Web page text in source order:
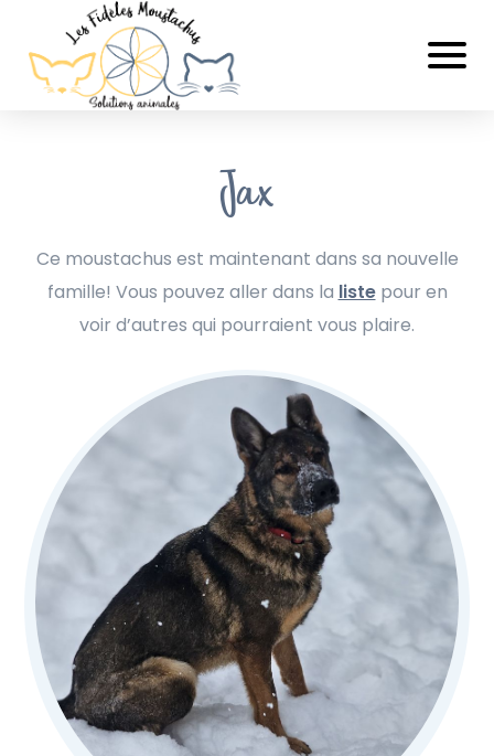
Jax
Ce moustachus est maintenant dans sa nouvelle
famille! Vous pouvez aller dans la listepour en
voir d’autres qui pourraient vous plaire.